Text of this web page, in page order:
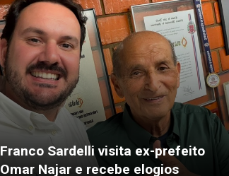
Franco Sardelli visita ex-prefeito
Omar Najar e recebe elogios